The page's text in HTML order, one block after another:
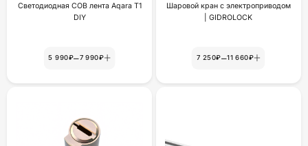
Светодиодная COB лента Aqara T1
DIY
5 990₽–7 990₽
Шаровой кран с электроприводом
| GIDROLOCK
7 250₽–11 660₽